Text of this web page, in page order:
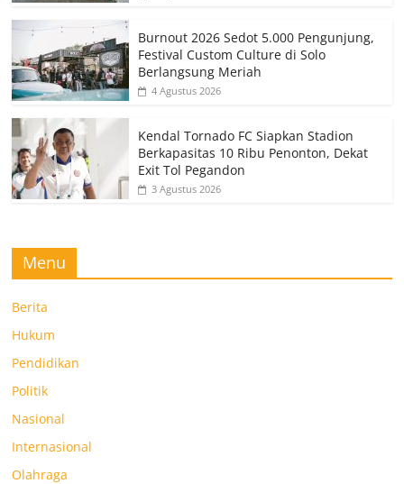
Burnout 2026 Sedot 5.000 Pengunjung,
Festival Custom Culture di Solo
Berlangsung Meriah
4 Agustus 2026
Kendal Tornado FC Siapkan Stadion
Berkapasitas 10 Ribu Penonton, Dekat
Exit Tol Pegandon
3 Agustus 2026
Menu
Berita
Hukum
Pendidikan
Politik
Nasional
Internasional
Olahraga